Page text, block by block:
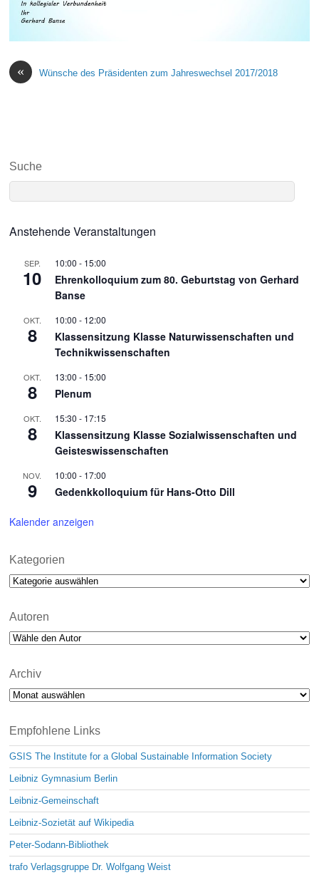
« Wünsche des Präsidenten zum Jahreswechsel 2017/2018
Suche
Anstehende Veranstaltungen
SEP.
10
10:00 - 15:00
Ehrenkolloquium zum 80. Geburtstag von Gerhard
Banse
OKT.
8
10:00 - 12:00
Klassensitzung Klasse Naturwissenschaften und
Technikwissenschaften
OKT.
8
13:00 - 15:00
Plenum
OKT.
8
15:30 - 17:15
Klassensitzung Klasse Sozialwissenschaften und
Geisteswissenschaften
NOV.
9
10:00 - 17:00
Gedenkkolloquium für Hans-Otto Dill
Kalender anzeigen
Kategorien
Kategorien
Autoren
Archiv
Archiv
Empfohlene Links
GSIS The Institute for a Global Sustainable Information Society
Leibniz Gymnasium Berlin
Leibniz-Gemeinschaft
Leibniz-Sozietät auf Wikipedia
Peter-Sodann-Bibliothek
trafo Verlagsgruppe Dr. Wolfgang Weist